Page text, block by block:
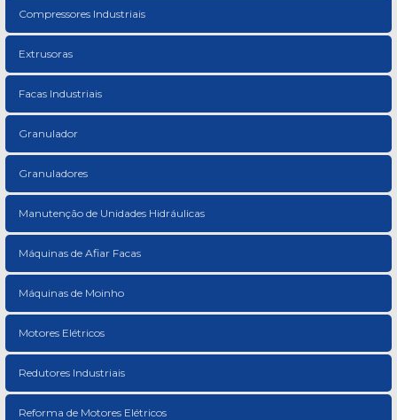
Compressores Industriais
Extrusoras
Facas Industriais
Granulador
Granuladores
Manutenção de Unidades Hidráulicas
Máquinas de Afiar Facas
Máquinas de Moinho
Motores Elétricos
Redutores Industriais
Reforma de Motores Elétricos